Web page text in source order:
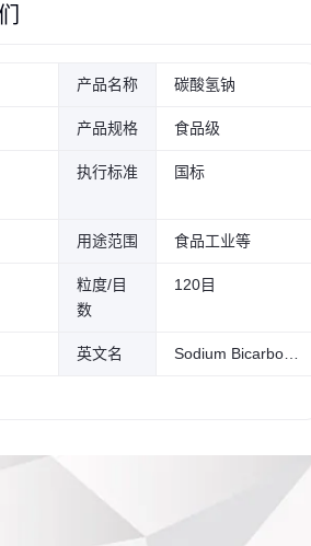
产品名称 碳酸氢钠
产品规格 食品级
执行标准 国标
用途范围 食品工业等
粒度/目
数
120目
英文名 Sodium Bicarbonate